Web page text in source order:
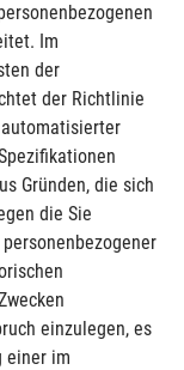
Im
der
der Richtlinie
Gründen, die sich
die Sie
einzulegen, es
einer im